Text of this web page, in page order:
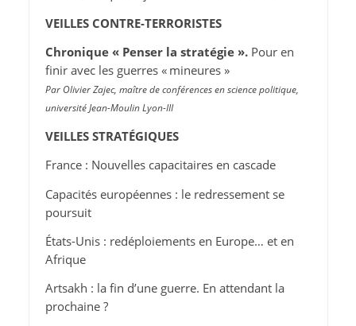
VEILLES CONTRE-TERRORISTES
Chronique « Penser la stratégie ». Pour en
finir avec les guerres « mineures »
Par Olivier Zajec, maître de conférences en science politique,
université Jean-Moulin Lyon-III
VEILLES STRATÉGIQUES
France : Nouvelles capacitaires en cascade
Capacités européennes : le redressement se
poursuit
États-Unis : redéploiements en Europe… et en
Afrique
Artsakh : la fin d’une guerre. En attendant la
prochaine ?